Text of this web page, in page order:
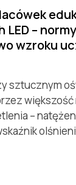
–
wzroku
sztucznym
większość
–